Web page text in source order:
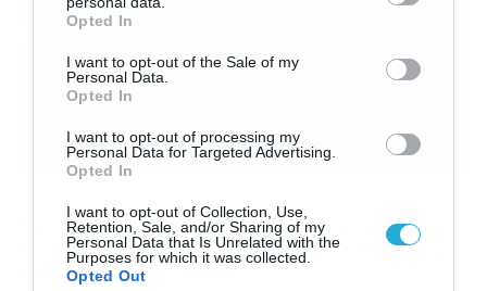
grant or deny consent to Google and its third-party tags to
use your data for below specified purposes in below Google
consent section.
Opted In
I want to opt-out of the Sale of my
Personal Data.
Opted In
I want to opt-out of processing my
Personal Data for Targeted Advertising.
Opted In
I want to opt-out of Collection, Use,
Retention, Sale, and/or Sharing of my
Personal Data that Is Unrelated with the
Purposes for which it was collected.
Opted Out
Survival Secrets: Ονόματα… φωτιά στην
ομάδα των Διασήμων και παρουσιαστής…
όλα τα λεφτά; (video)